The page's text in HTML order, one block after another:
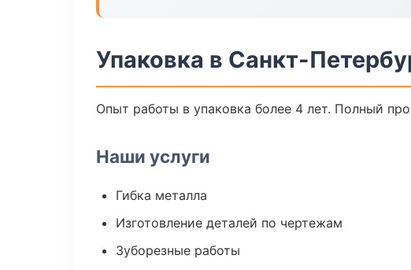
Упаковка в Санкт-
Опыт работы в упаковка более 4 лет. Полный
Наши услуги
Гибка металла
Изготовление деталей по чертежам
Зуборезные работы